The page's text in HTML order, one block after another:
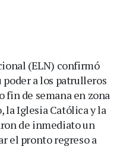
(ELN) confirmó
a los patrulleros
fin de semana en zona
la Iglesia Católica y la
de inmediato un
el pronto regreso a